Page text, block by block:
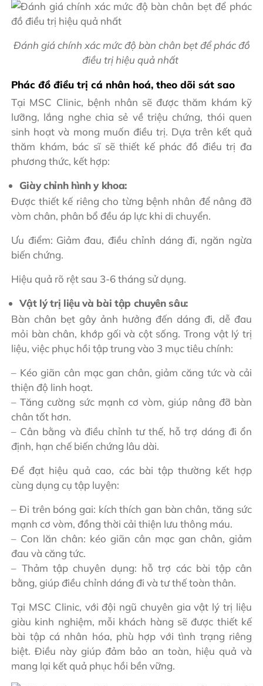
Đánh giá chính xác mức độ bàn chân bẹt để phác đồ
điều trị hiệu quả nhất
Phác đồ điều trị cá nhân hoá, theo dõi sát sao
Tại MSC Clinic, bệnh nhân sẽ được thăm khám kỹ
lưỡng, lắng nghe chia sẻ về triệu chứng, thói quen
sinh hoạt và mong muốn điều trị. Dựa trên kết quả
thăm khám, bác sĩ sẽ thiết kế phác đồ điều trị đa
phương thức, kết hợp:
Giày chỉnh hình y khoa:
Được thiết kế riêng cho từng bệnh nhân để nâng đỡ
vòm chân, phân bổ đều áp lực khi di chuyển.
Ưu điểm: Giảm đau, điều chỉnh dáng đi, ngăn ngừa
biến chứng.
Hiệu quả rõ rệt sau 3-6 tháng sử dụng.
Vật lý trị liệu và bài tập chuyên sâu:
Bàn chân bẹt gây ảnh hưởng đến dáng đi, dễ đau
mỏi bàn chân, khớp gối và cột sống. Trong vật lý trị
liệu, việc phục hồi tập trung vào 3 mục tiêu chính:
– Kéo giãn cân mạc gan chân, giảm căng tức và cải
thiện độ linh hoạt.
– Tăng cường sức mạnh cơ vòm, giúp nâng đỡ bàn
chân tốt hơn.
– Cân bằng và điều chỉnh tư thế, hỗ trợ dáng đi ổn
định, hạn chế biến chứng lâu dài.
Để đạt hiệu quả cao, các bài tập thường kết hợp
cùng dụng cụ tập luyện:
– Đi trên bóng gai: kích thích gan bàn chân, tăng sức
mạnh cơ vòm, đồng thời cải thiện lưu thông máu.
– Con lăn chân: kéo giãn cân mạc gan chân, giảm
đau và căng tức.
– Thảm tập chuyên dụng: hỗ trợ các bài tập cân
bằng, giúp điều chỉnh dáng đi và tư thế toàn thân.
Tại MSC Clinic, với đội ngũ chuyên gia vật lý trị liệu
giàu kinh nghiệm, mỗi khách hàng sẽ được thiết kế
bài tập cá nhân hóa, phù hợp với tình trạng riêng
biệt. Điều này giúp đảm bảo an toàn, hiệu quả và
mang lại kết quả phục hồi bền vững.